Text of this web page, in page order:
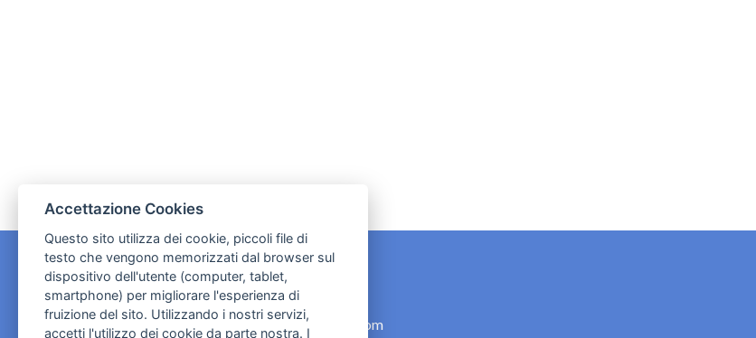
CONTATTI
contact.originebologna@gmail.com
Accettazione Cookies
Questo sito utilizza dei cookie, piccoli file di
testo che vengono memorizzati dal browser sul
dispositivo dell'utente (computer, tablet,
smartphone) per migliorare l'esperienza di
fruizione del sito. Utilizzando i nostri servizi,
accetti l'utilizzo dei cookie da parte nostra. I